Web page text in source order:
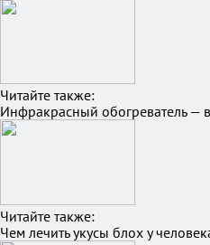
Читайте также:
Инфракрасный обогреватель —
Читайте также:
Чем лечить укусы блох у